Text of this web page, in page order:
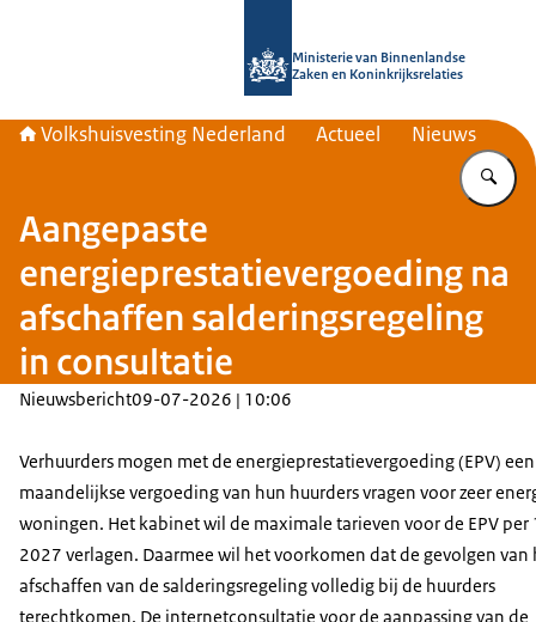
Ministerie van Binnenlandse
Zaken en Koninkrijksrelaties
Volkshuisvesting Nederland Actueel Nieuws
Aangepaste
energieprestatievergoeding na
afschaffen salderingsregeling
in consultatie
Nieuwsbericht09-07-2026 | 10:06
Verhuurders mogen met de energieprestatievergoeding (EPV) een
maandelijkse vergoeding van hun huurders vragen voor zeer
woningen. Het kabinet wil de maximale tarieven voor de EPV per
2027 verlagen. Daarmee wil het voorkomen dat de gevolgen van
afschaffen van de salderingsregeling volledig bij de huurders
terechtkomen. De internetconsultatie voor de aanpassing van de